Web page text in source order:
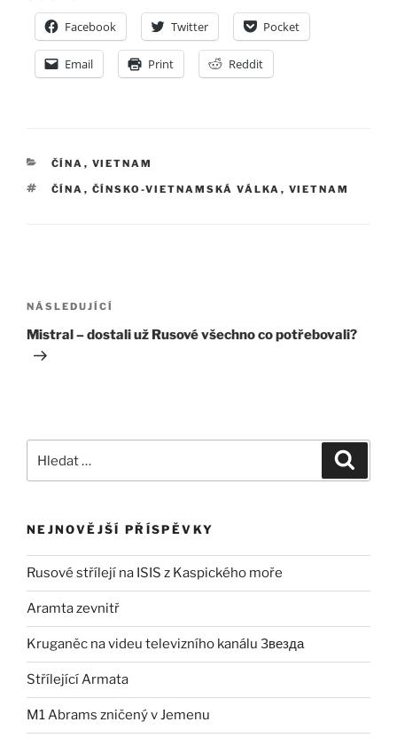
Facebook Twitter Pocket
Email Print Reddit
RUBRIKY
ČÍNA , VIETNAM
ŠTÍTKY
ČÍNA , ČÍNSKO-VIETNAMSKÁ VÁLKA , VIETNAM
pro
příspěvek
Následující
příspěvek
NÁSLEDUJÍCÍ
Mistral – dostali už Rusové všechno co potřebovali?
NEJNOVĚJŠÍ PŘÍSPĚVKY
Rusové střílejí na ISIS z Kaspického moře
Aramta zevnitř
Kruganěc na videu televizního kanálu Звезда
Střílející Armata
M1 Abrams zničený v Jemenu